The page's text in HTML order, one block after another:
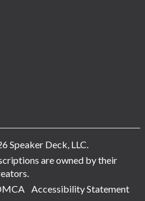
Speaker Deck, LLC.
are owned by their
Accessibility Statement